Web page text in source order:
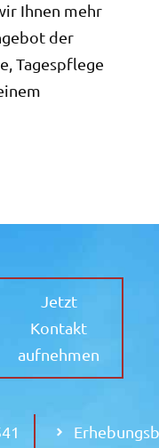
Ihnen mehr
der
Tagespflege
Jetzt
Kontakt
aufnehmen